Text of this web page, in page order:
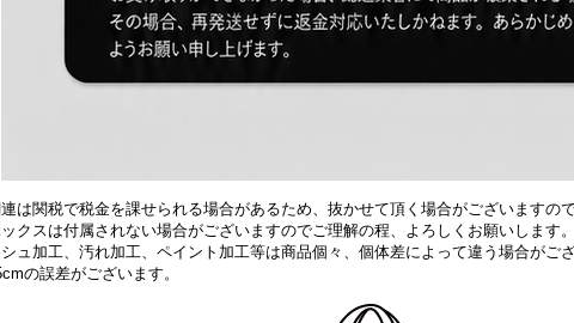
は関税で税金を課せられる場合があるため、抜かせて頂く場合がございますの
クスは付属されない場合がございますのでご理解の程、よろしくお願いします。
ュ加工、汚れ加工、ペイント加工等は商品個々、個体差によって違う場合がご
の誤差がございます。